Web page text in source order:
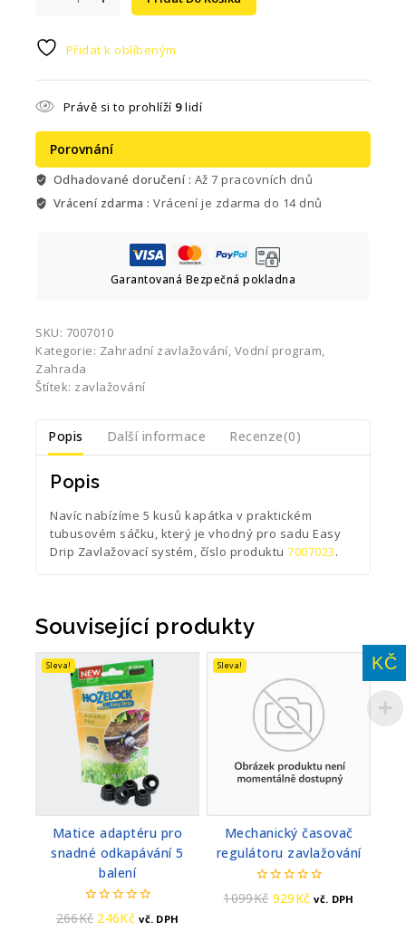
Přidat k oblíbeným
Právě si to prohlíží 9lidí
Porovnání
Odhadované doručení : Až 7 pracovních dnů
Vrácení zdarma :Vrácení je zdarma do 14 dnů
Garantovaná Bezpečná pokladna
SKU: 7007010
Kategorie: Zahradní zavlažování, Vodní program,
Zahrada
Štítek: zavlažování
Popis Další informace Recenze(0)
Popis
Navíc nabízíme 5 kusů kapátka v praktickém
tubusovém sáčku, který je vhodný pro sadu Easy
Drip Zavlažovací systém, číslo produktu 7007023.
Související produkty
Sleva!
Matice adaptéru pro
snadné odkapávání 5
balení
0
z
266Kč 246Kč vč. DPH
Sleva!
Mechanický časovač
regulátoru zavlažování
0
z
1099Kč 929Kč vč. DPH
KČ